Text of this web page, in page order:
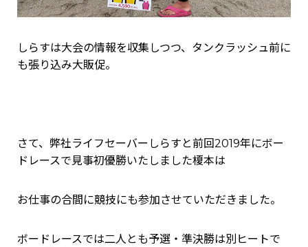
しらすは大会の情報を収集しつつ、タンクラッシュ前に
も張り込み大販促。
さて、弊社ライフセーバーしらすと前回2019年にボー
ドレースで見事初優勝いたしました榎本は
お仕事の合間に競技にも参加させていただきました。
ボードレースでは二人とも予選・準決勝は別ヒートで